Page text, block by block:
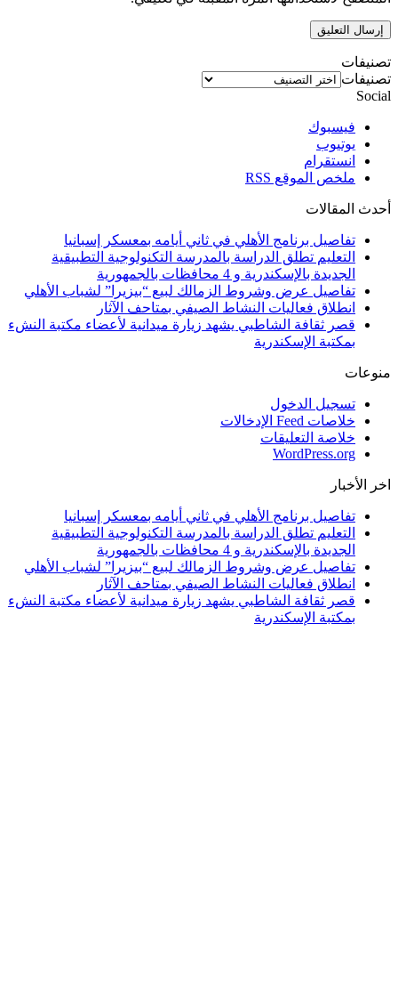
تصنيفات
تصنيفات
Social
فيسبوك
يوتيوب
انستقرام
ملخص الموقع RSS
أحدث المقالات
تفاصيل برنامج الأهلي في ثاني أيامه بمعسكر إسبانيا
التعليم تطلق الدراسة بالمدرسة التكنولوجية التطبيقية
الجديدة بالإسكندرية و 4 محافظات بالجمهورية
تفاصيل عرض وشروط الزمالك لبيع “بيزيرا” لشباب الأهلي
انطلاق فعاليات النشاط الصيفي بمتاحف الآثار
قصر ثقافة الشاطبي يشهد زيارة ميدانية لأعضاء مكتبة النشء
بمكتبة الإسكندرية
منوعات
تسجيل الدخول
خلاصات Feed الإدخالات
خلاصة التعليقات
WordPress.org
اخر الأخبار
تفاصيل برنامج الأهلي في ثاني أيامه بمعسكر إسبانيا
التعليم تطلق الدراسة بالمدرسة التكنولوجية التطبيقية
الجديدة بالإسكندرية و 4 محافظات بالجمهورية
تفاصيل عرض وشروط الزمالك لبيع “بيزيرا” لشباب الأهلي
انطلاق فعاليات النشاط الصيفي بمتاحف الآثار
قصر ثقافة الشاطبي يشهد زيارة ميدانية لأعضاء مكتبة النشء
بمكتبة الإسكندرية